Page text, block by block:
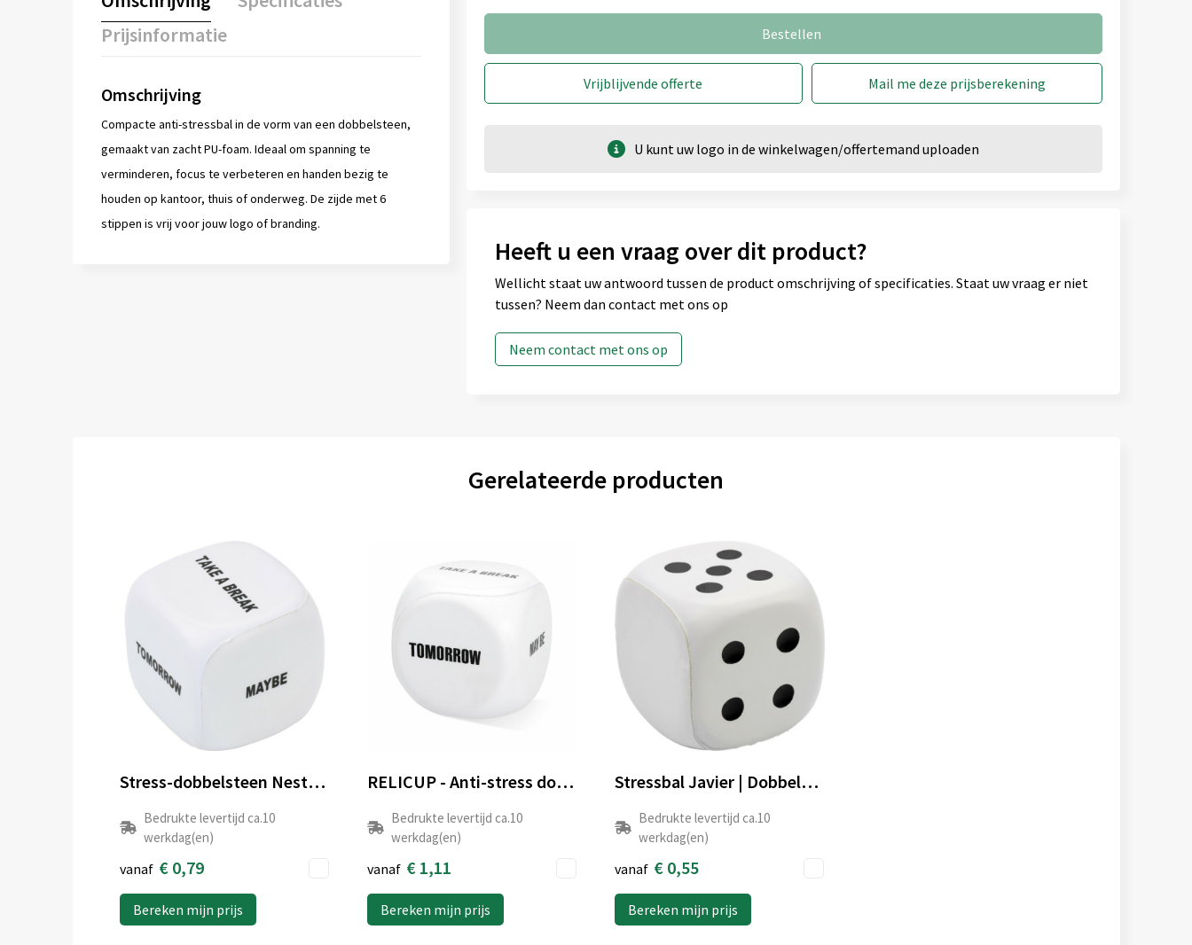
Prijsinformatie
Omschrijving
Compacte anti-stressbal in de vorm van een dobbelsteen,
gemaakt van zacht PU-foam. Ideaal om spanning te
verminderen, focus te verbeteren en handen bezig te
houden op kantoor, thuis of onderweg. De zijde met 6
stippen is vrij voor jouw logo of branding.
Bestellen
Vrijblijvende offerte Mail me deze prijsberekening
U kunt uw logo in de winkelwagen/offertemand uploaden
Heeft u een vraag over dit product?
Wellicht staat uw antwoord tussen de product omschrijving of specificaties. Staat uw vraag er niet
tussen? Neem dan contact met ons op
Neem contact met ons op
Gerelateerde producten
Stress-dobbelsteen Nestor | Zacht schuim
Bedrukte levertijd ca.10
werkdag(en)
vanaf € 0,79
Bereken mijn prijs
RELICUP - Anti-stress dobbelsteen
Bedrukte levertijd ca.10
werkdag(en)
vanaf € 1,11
Bereken mijn prijs
Stressbal Javier | Dobbelsteenvorm
Bedrukte levertijd ca.10
werkdag(en)
vanaf € 0,55
Bereken mijn prijs